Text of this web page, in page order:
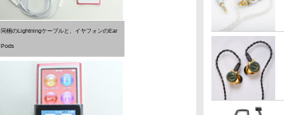
同梱のLightningケーブルと、イヤフォンのEar
Pods